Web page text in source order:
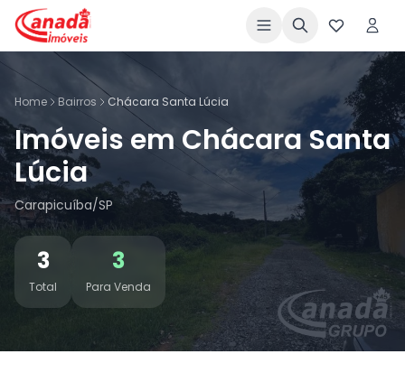
Home Bairros Chácara Santa Lúcia
Imóveis em Chácara Santa
Lúcia
Carapicuíba/SP
3
Total
3
Para Venda